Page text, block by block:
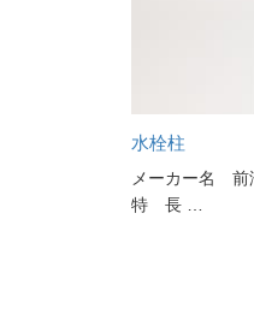
水栓柱
メーカー名
特 長 …